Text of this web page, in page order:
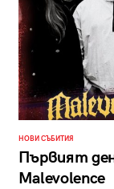
НОВИ СЪБИТИЯ
Първият
Malevolence